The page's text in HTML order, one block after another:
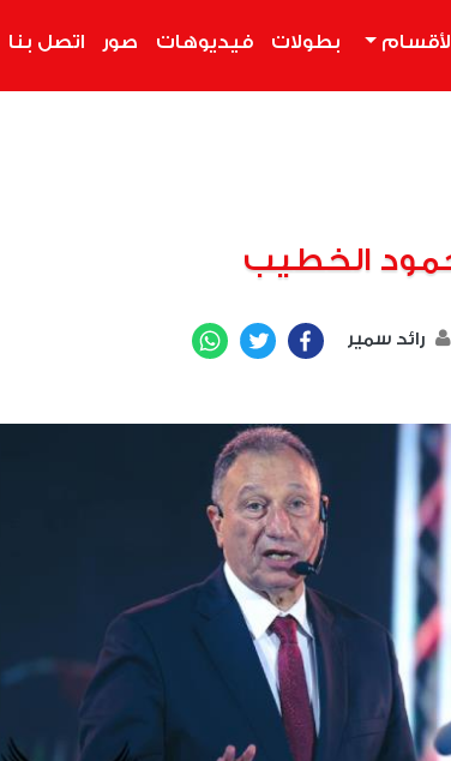
الأقسام بطولات فيديوهات صور اتصل بنا
الخطيب
رائد سمير Facebook
Twitter